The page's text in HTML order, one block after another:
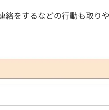
絡をするなどの行動も取り